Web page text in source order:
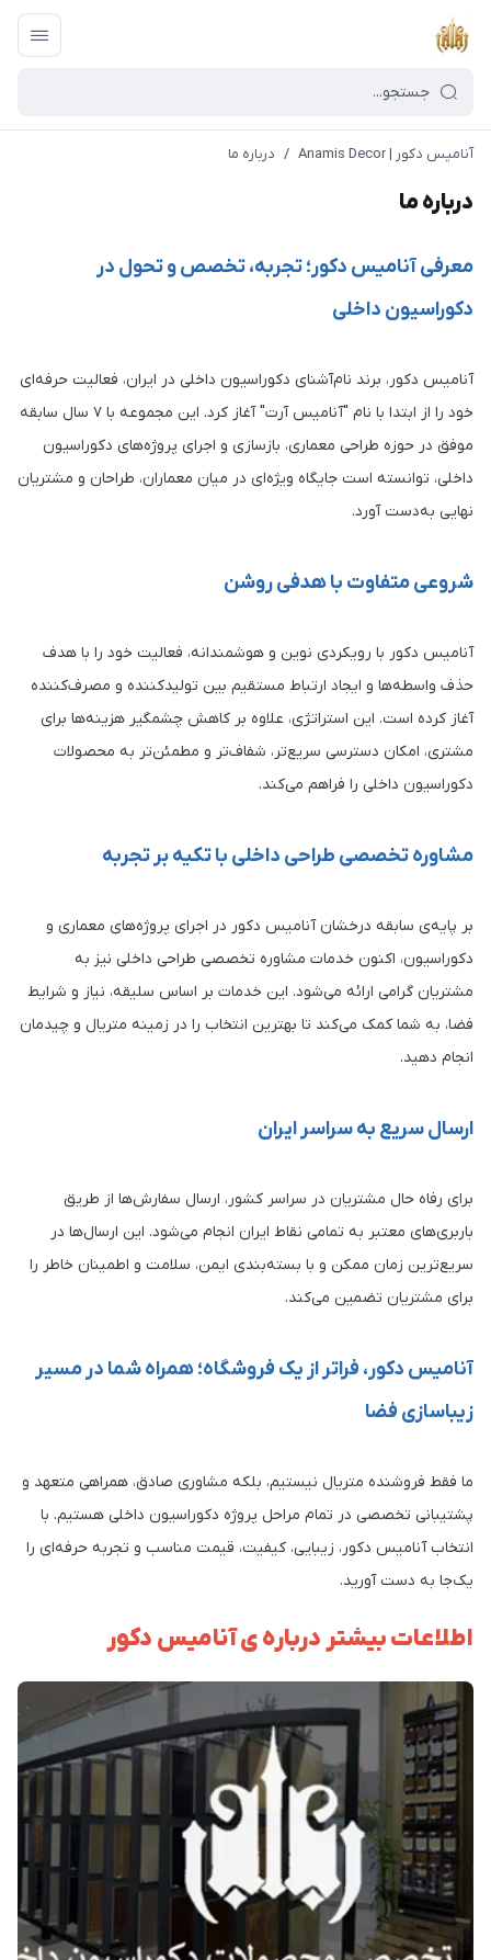
آنامیس دکور | Anamis Decor / درباره ما
درباره ما
معرفی آنامیس دکور؛ تجربه، تخصص و تحول در
دکوراسیون داخلی
آنامیس دکور، برند نام‌آشنای دکوراسیون داخلی در ایران، فعالیت حرفه‌ای
خود را از ابتدا با نام "آنامیس آرت" آغاز کرد. این مجموعه با ۷ سال سابقه
موفق در حوزه طراحی معماری، بازسازی و اجرای پروژه‌های دکوراسیون
داخلی، توانسته است جایگاه ویژه‌ای در میان معماران، طراحان و مشتریان
نهایی به‌دست آورد.
شروعی متفاوت با هدفی روشن
آنامیس دکور با رویکردی نوین و هوشمندانه، فعالیت خود را با هدف
حذف واسطه‌ها و ایجاد ارتباط مستقیم بین تولیدکننده و مصرف‌کننده
آغاز کرده است. این استراتژی، علاوه بر کاهش چشمگیر هزینه‌ها برای
مشتری، امکان دسترسی سریع‌تر، شفاف‌تر و مطمئن‌تر به محصولات
دکوراسیون داخلی را فراهم می‌کند.
مشاوره تخصصی طراحی داخلی با تکیه بر تجربه
بر پایه‌ی سابقه درخشان آنامیس دکور در اجرای پروژه‌های معماری و
دکوراسیون، اکنون خدمات مشاوره تخصصی طراحی داخلی نیز به
مشتریان گرامی ارائه می‌شود. این خدمات بر اساس سلیقه، نیاز و شرایط
فضا، به شما کمک می‌کند تا بهترین انتخاب را در زمینه متریال و چیدمان
انجام دهید.
ارسال سریع به سراسر ایران
برای رفاه حال مشتریان در سراسر کشور، ارسال سفارش‌ها از طریق
باربری‌های معتبر به تمامی نقاط ایران انجام می‌شود. این ارسال‌ها در
سریع‌ترین زمان ممکن و با بسته‌بندی ایمن، سلامت و اطمینان خاطر را
برای مشتریان تضمین می‌کند.
آنامیس دکور، فراتر از یک فروشگاه؛ همراه شما در مسیر
زیباسازی فضا
ما فقط فروشنده متریال نیستیم، بلکه مشاوری صادق، همراهی متعهد و
پشتیبانی تخصصی در تمام مراحل پروژه دکوراسیون داخلی هستیم. با
انتخاب آنامیس دکور، زیبایی، کیفیت، قیمت مناسب و تجربه حرفه‌ای را
یک‌جا به دست آورید.
اطلاعات بیشتر درباره ی آنامیس دکور